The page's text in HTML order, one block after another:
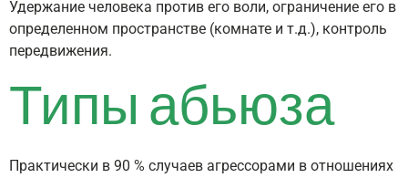
Удержание человека против его воли, ограничение его в
определенном пространстве (комнате и т.д.), контроль
передвижения.
Типы абьюза
Практически в 90 % случаев агрессорами в отношениях